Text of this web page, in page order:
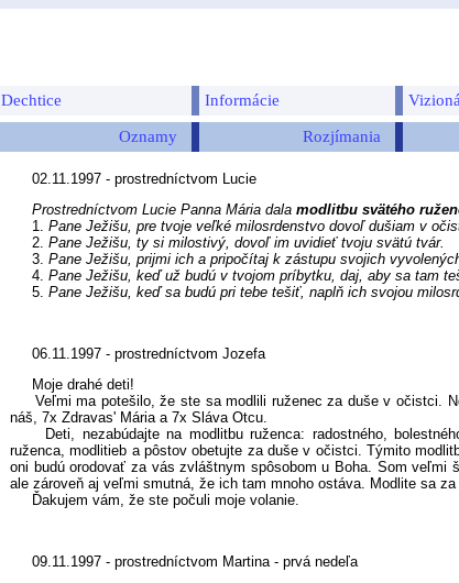
Dechtice Informácie
Oznamy Rozjímania
02.11.1997 - prostredníctvom Lucie
Prostredníctvom Lucie Panna Mária dala modlitbu svätého
1. Pane Ježišu, pre tvoje veľké milosrdenstvo dovoľ dušiam v
2. Pane Ježišu, ty si milostivý, dovoľ im uvidieť tvoju svätú tvár.
3. Pane Ježišu, prijmi ich a pripočítaj k zástupu svojich
4. Pane Ježišu, keď už budú v tvojom príbytku, daj, aby sa tam
5. Pane Ježišu, keď sa budú pri tebe tešiť, naplň ich svojou
06.11.1997 - prostredníctvom Jozefa
Moje drahé deti!
Veľmi ma potešilo, že ste sa modlili ruženec za duše v očistci.
náš, 7x Zdravas' Mária a 7x Sláva Otcu.
Deti, nezabúdajte na modlitbu ruženca: radostného,
ruženca, modlitieb a pôstov obetujte za duše v očistci. Týmito
oni budú orodovať za vás zvláštnym spôsobom u Boha. Som veľmi
ale zároveň aj veľmi smutná, že ich tam mnoho ostáva. Modlite sa
Ďakujem vám, že ste počuli moje volanie.
09.11.1997 - prostredníctvom Martina - prvá nedeľa